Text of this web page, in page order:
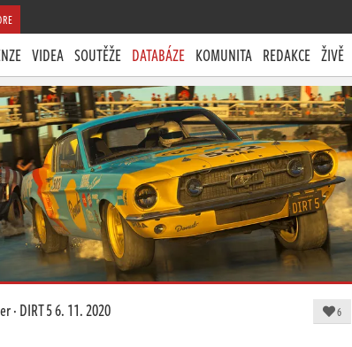
VIDEA SOUTĚŽE DATABÁZE KOMUNITA REDAKCE ŽIVĚ
·DIRT 56. 11. 2020 6